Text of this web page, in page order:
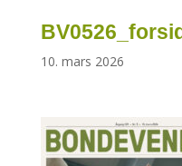
10. mars 2026